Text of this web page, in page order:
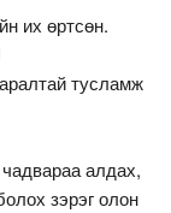
их өртсөн.
тусламж
алдах,
зэрэг олон